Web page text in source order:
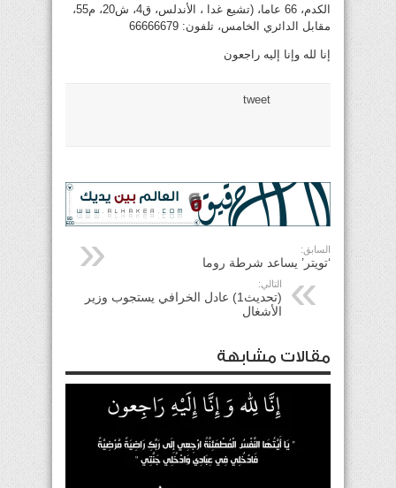
الكدم، 66 عاما، (تشيع غدا ، الأندلس، ق4، ش20، م55،
مقابل الدائري الخامس، تلفون: 66666679
إنا لله وإنا إليه راجعون
tweet
السابق:
‘تويتر’ يساعد شرطة روما
التالي:
(تحديث1) عادل الخرافي يستجوب وزير
الأشغال
مقالات مشابهة